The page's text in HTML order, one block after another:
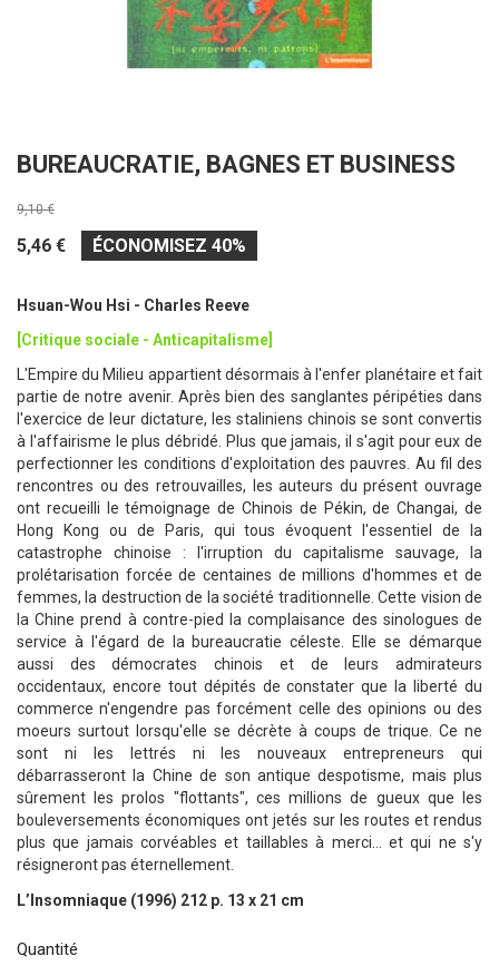
BUREAUCRATIE, BAGNES ET BUSINESS
9,10 €
5,46 € ÉCONOMISEZ 40%
Hsuan-Wou Hsi - Charles Reeve
[Critique sociale - Anticapitalisme]
L'Empire du Milieu appartient désormais à l'enfer planétaire et fait
partie de notre avenir. Après bien des sanglantes péripéties dans
l'exercice de leur dictature, les staliniens chinois se sont convertis
à l'affairisme le plus débridé. Plus que jamais, il s'agit pour eux de
perfectionner les conditions d'exploitation des pauvres. Au fil des
rencontres ou des retrouvailles, les auteurs du présent ouvrage
ont recueilli le témoignage de Chinois de Pékin, de Changai, de
Hong Kong ou de Paris, qui tous évoquent l'essentiel de la
catastrophe chinoise : l'irruption du capitalisme sauvage, la
prolétarisation forcée de centaines de millions d'hommes et de
femmes, la destruction de la société traditionnelle. Cette vision de
la Chine prend à contre-pied la complaisance des sinologues de
service à l'égard de la bureaucratie céleste. Elle se démarque
aussi des démocrates chinois et de leurs admirateurs
occidentaux, encore tout dépités de constater que la liberté du
commerce n'engendre pas forcément celle des opinions ou des
moeurs surtout lorsqu'elle se décrète à coups de trique. Ce ne
sont ni les lettrés ni les nouveaux entrepreneurs qui
débarrasseront la Chine de son antique despotisme, mais plus
sûrement les prolos "flottants", ces millions de gueux que les
bouleversements économiques ont jetés sur les routes et rendus
plus que jamais corvéables et taillables à merci... et qui ne s'y
résigneront pas éternellement.
L’Insomniaque (1996) 212 p. 13 x 21 cm
Quantité